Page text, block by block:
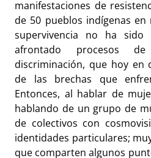
manifestaciones de
de 50 pueblos indígenas
supervivencia no ha
afrontado procesos
discriminación, que hoy en
de las brechas que
Entonces, al hablar de
hablando de un grupo de
de colectivos con
identidades particulares;
que comparten algunos